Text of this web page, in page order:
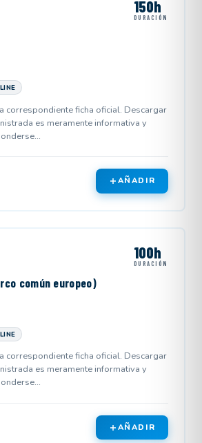
150h
DURACIÓN
correspondiente ficha oficial. Descargar
es meramente informativa y
AÑADIR
100h
DURACIÓN
común europeo)
correspondiente ficha oficial. Descargar
es meramente informativa y
AÑADIR